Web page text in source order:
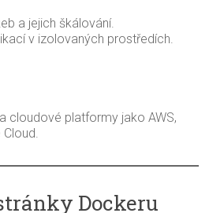
a jejich škálování.
v izolovaných prostředích.
cloudové platformy jako AWS,
Dockeru